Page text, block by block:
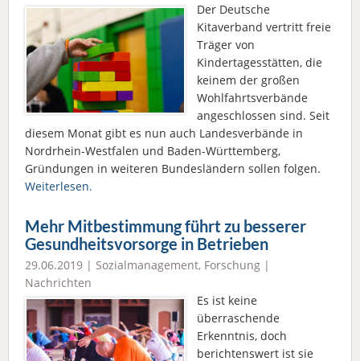
Der Deutsche
Kitaverband vertritt freie
Träger von
Kindertagesstätten, die
keinem der großen
Wohlfahrtsverbände
angeschlossen sind. Seit
diesem Monat gibt es nun auch Landesverbände in
Nordrhein-Westfalen und Baden-Württemberg,
Gründungen in weiteren Bundesländern sollen folgen.
Weiterlesen.
Mehr Mitbestimmung führt zu besserer
Gesundheitsvorsorge in Betrieben
29.06.2019 | Sozialmanagement, Forschung |
Nachrichten
Es ist keine
überraschende
Erkenntnis, doch
berichtenswert ist sie